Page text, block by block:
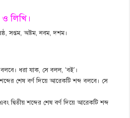
লিখি।
সপ্তম, অষ্টম, নবম, দশম।
ধরা যাক, সে বলল, ‘বই’।
শেষ বর্ণ দিয়ে আরেকটি শব্দ বলবে। সে
দ্বিতীয় শব্দের শেষ বর্ণ দিয়ে আরেকটি শব্দ